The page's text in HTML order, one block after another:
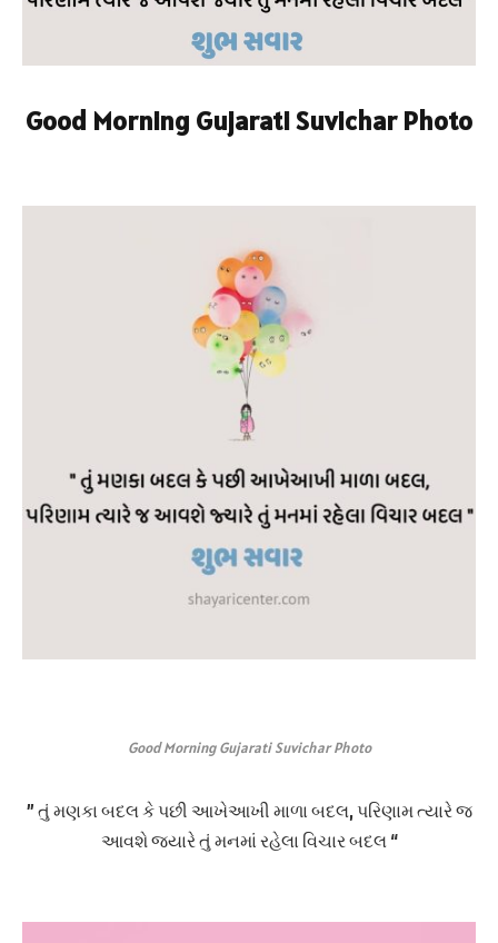
Good Morning Gujarati Suvichar Photo
Good Morning Gujarati Suvichar Photo
” તું મણકા બદલ કે પછી આખેઆખી માળા બદલ, પરિણામ ત્યારે જ
આવશે જ્યારે તું મનમાં રહેલા વિચાર બદલ “